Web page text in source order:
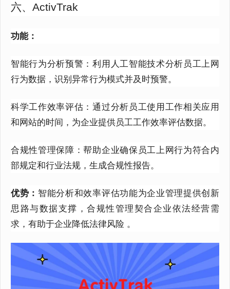
六、ActivTrak
功能：
智能行为分析预警：利用人工智能技术分析员工上网
行为数据，识别异常行为模式并及时预警。
科学工作效率评估：通过分析员工使用工作相关应用
和网站的时间，为企业提供员工工作效率评估数据。
合规性管理保障：帮助企业确保员工上网行为符合内
部规定和行业法规，生成合规性报告。
优势： 智能分析和效率评估功能为企业管理提供创新
思路与数据支撑，合规性管理契合企业依法经营需
求，有助于企业降低法律风险 。